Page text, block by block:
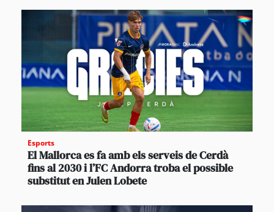
Esports
El Mallorca es fa amb els serveis de Cerdà
fins al 2030 i l’FC Andorra troba el possible
substitut en Julen Lobete